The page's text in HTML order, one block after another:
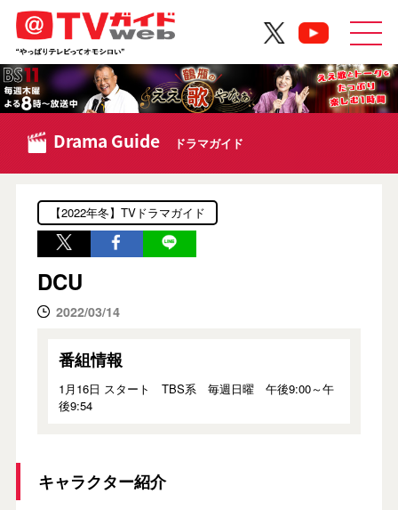
Drama Guide ドラマガイド
【2022年冬】TVドラマガイド
DCU
2022/03/14
番組情報
1月16日 スタート TBS系 毎週日曜 午後9:00～午
後9:54
キャラクター紹介